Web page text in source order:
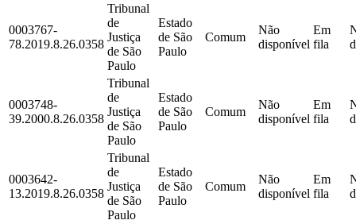
0003767-
78.2019.8.26.0358
Tribunal
de
Justiça
de São
Paulo
Estado
de São
Paulo
Comum
Não
disponível
Em
fila
0003748-
39.2000.8.26.0358
Tribunal
de
Justiça
de São
Paulo
Estado
de São
Paulo
Comum
Não
disponível
Em
fila
0003642-
13.2019.8.26.0358
Tribunal
de
Justiça
de São
Paulo
Estado
de São
Paulo
Comum
Não
disponível
Em
fila